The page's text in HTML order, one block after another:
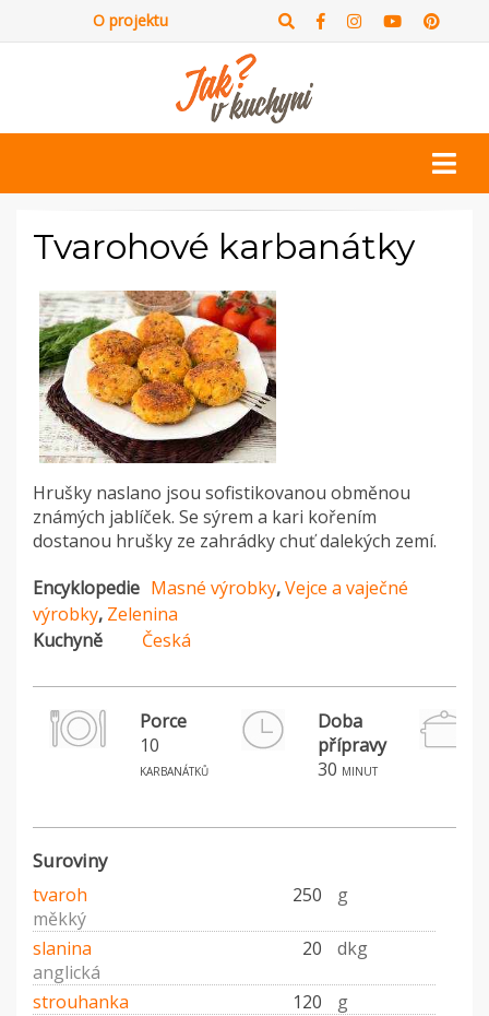
O projektu
Tvarohové karbanátky
Hrušky naslano jsou sofistikovanou obměnou
známých jablíček. Se sýrem a kari kořením
dostanou hrušky ze zahrádky chuť dalekých zemí.
Encyklopedie Masné výrobky,Vejce a vaječné
výrobky, Zelenina
Kuchyně
Česká
Porce
10
karbanátků
Doba
přípravy
30 minut
Suroviny
tvaroh 250
g
měkký
slanina
20
dkg
anglická
strouhanka
120
g